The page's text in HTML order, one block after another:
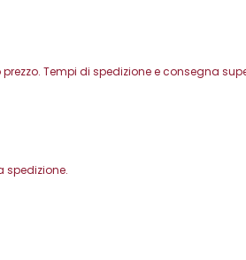
Tempi di spedizione e consegna
spedizione.